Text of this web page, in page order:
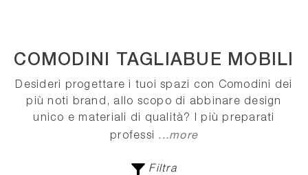
COMODINI TAGLIABUE MOBILI
Desideri progettare i tuoi spazi con Comodini dei
più noti brand, allo scopo di abbinare design
unico e materiali di qualità? I più preparati
professi ...more
Filtra